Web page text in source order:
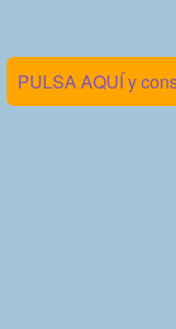
PULSA AQUÍ y